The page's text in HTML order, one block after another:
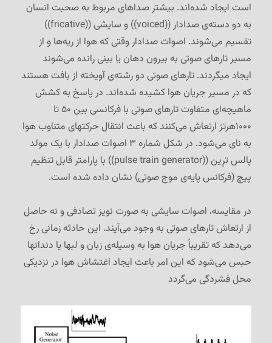
است ایجاد شده‌اند. بیشتر صداهای مربوط به صحبت انسان
به دو دسته‌ی صدادار ((voiced)) و سایشی ((fricative))
تقسیم می‌شوند. اصوات صدادار وقتی که هوا از ریه‌ها و از
مسیر تارهای صوتی به بیرون دهان یا بینی رانده می‌شوند
ایجاد میگردند. تارهای صوتی دو رشته‌ی آویخته از بافت هستند
که در مسیر جریان هوا کشیده شده‌اند. در پاسخ به کشش
ماهیچه‌ای متفاوت تارهای صوتی با فرکانسی بین ۵۰ تا
۱۰۰۰هرتز ارتعاش می‌کنند که باعث انتقال حرکتهای متناوب هوا
به نای می‌شود. در شکل شماره ۳ اصوات صدادار با یک مولد
پالس ترِین ((pulse train generator)) با پارامتر قابل تنظیم
پیچ (فرکانس پایه‌ی موج صوتی) نشان داده شده است.
در مقایسه، اصوات سایشی به صورت نویز تصادفی و نه حاصل
از ارتعاش تارهای صوتی به وجود می‌آیند. این حادثه زمانی رخ
می‌دهد که تقریباً جریان هوا به وسیله‌ی زبان و لبها یا دندانها
حبس می‌شود که این امر باعث ایجاد اغتشاش هوا در نزدیکی
محل فشردگی می‌گردد